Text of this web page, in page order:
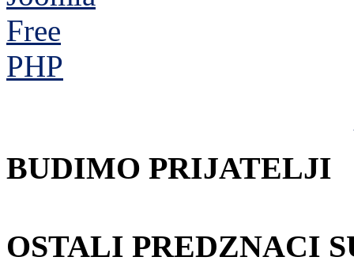
BUDIMO PRIJATELJI
OSTALI PREDZNACI